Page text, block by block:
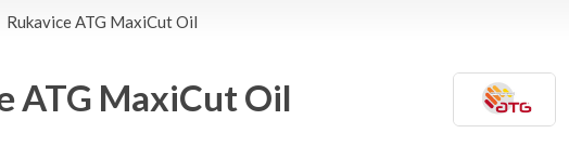
ATG MaxiCut Oil
ATG MaxiCut Oil